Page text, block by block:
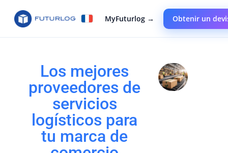
MyFuturlog → Obtenir un
Los mejores
proveedores de
servicios
logísticos para
tu marca de